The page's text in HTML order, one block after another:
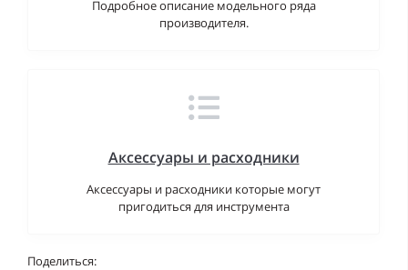
Подробное описание модельного ряда
производителя.
Аксессуары и расходники
Аксессуары и расходники которые могут
пригодиться для инструмента
Поделиться: